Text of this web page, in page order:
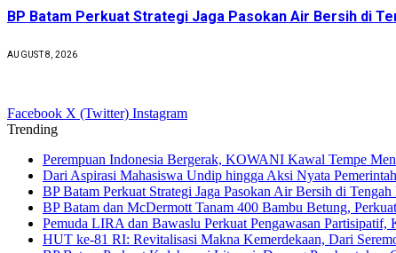
BP Batam Perkuat Strategi Jaga Pasokan Air Bersih di
AUGUST 8, 2026
Facebook X (Twitter) Instagram
Trending
Perempuan Indonesia Bergerak, KOWANI Kawal Tempe
Dari Aspirasi Mahasiswa Undip hingga Aksi Nyata
BP Batam Perkuat Strategi Jaga Pasokan Air Bersih di
BP Batam dan McDermott Tanam 400 Bambu Betung,
Pemuda LIRA dan Bawaslu Perkuat Pengawasan
HUT ke-81 RI: Revitalisasi Makna Kemerdekaan, Dari